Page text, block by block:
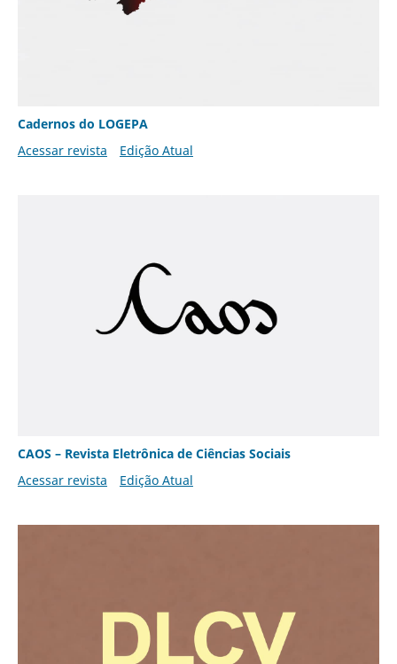
Cadernos do LOGEPA
Acessar revista
Edição Atual
CAOS – Revista Eletrônica de Ciências Sociais
Acessar revista
Edição Atual